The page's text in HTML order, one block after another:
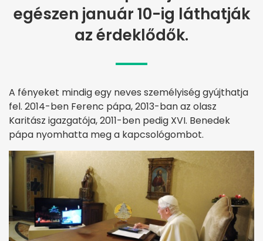
egészen január 10-ig láthatják
az érdeklődők.
A fényeket mindig egy neves személyiség gyújthatja
fel. 2014-ben Ferenc pápa, 2013-ban az olasz
Karitász igazgatója, 2011-ben pedig XVI. Benedek
pápa nyomhatta meg a kapcsológombot.